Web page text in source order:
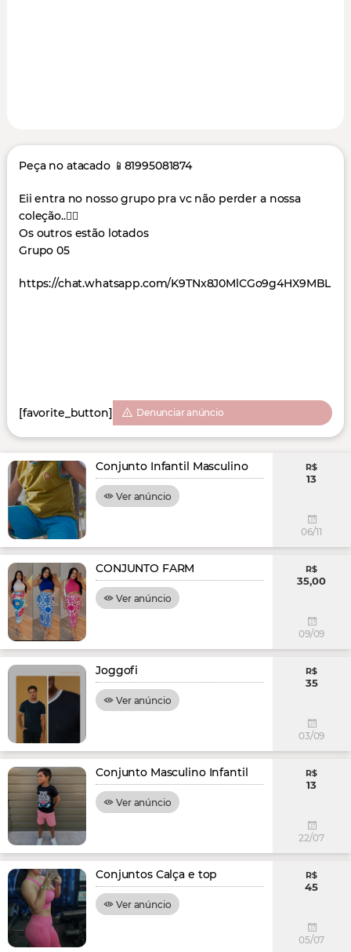
Peça no atacado 📱81995081874
Eii entra no nosso grupo pra vc não perder a nossa
coleção..👇🏻
Os outros estão lotados
Grupo 05
https://chat.whatsapp.com/K9TNx8J0MlCGo9g4HX9MBL
[favorite_button] Denunciar anúncio
Conjunto Infantil Masculino
Ver anúncio
R$
13
06/11
CONJUNTO FARM
Ver anúncio
R$
35,00
09/09
Joggofi
Ver anúncio
R$
35
03/09
Conjunto Masculino Infantil
Ver anúncio
R$
13
22/07
Conjuntos Calça e top
Ver anúncio
R$
45
05/07